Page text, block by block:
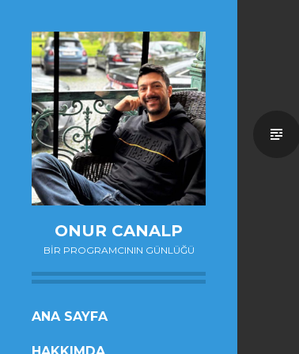
ONUR CANALP
BIR PROGRAMCININ GÜNLÜĞÜ
SKIP
ANA SAYFA